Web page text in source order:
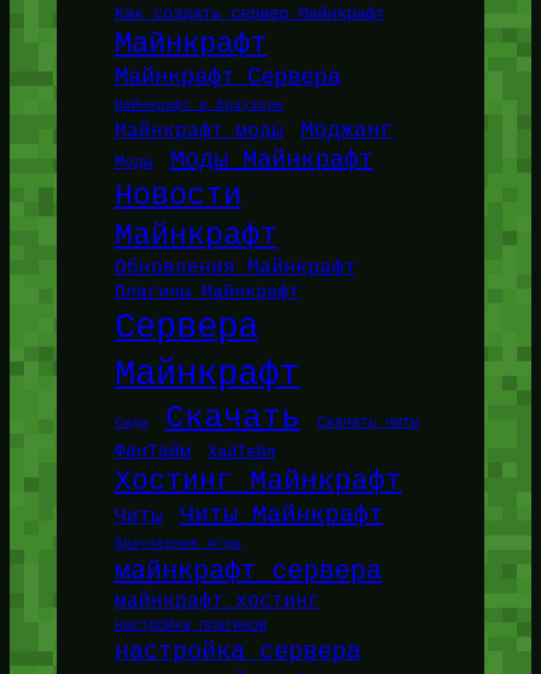
Как создать сервер Майнкрафт
Майнкрафт
Майнкрафт Сервера
Майнкрафт в браузере
Майнкрафт моды Моджанг
Моды Моды Майнкрафт
Новости
Майнкрафт
Обновления Майнкрафт
Плагины Майнкрафт
Сервера
Майнкрафт
Сиды Скачать Скачать читы
ФанТайм ХайТейл
Хостинг Майнкрафт
Читы Читы Майнкрафт
браузерные игры
майнкрафт сервера
майнкрафт хостинг
настройка плагинов
настройка сервера